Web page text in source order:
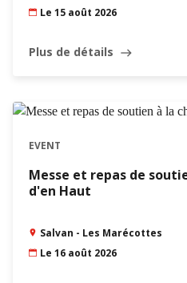
Le 15 août 2026
Plus de détails east
EVENT
Messe et repas de
d'en Haut
Salvan - Les Marécottes
Le 16 août 2026